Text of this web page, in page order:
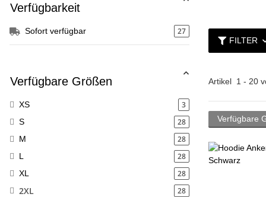
FILTER
Artikel 1 - 20
Verfügbare
Verfügbarkeit
Sofort verfügbar 27
Verfügbare Größen
XS 3
S 28
M 28
L 28
XL 28
2XL 28